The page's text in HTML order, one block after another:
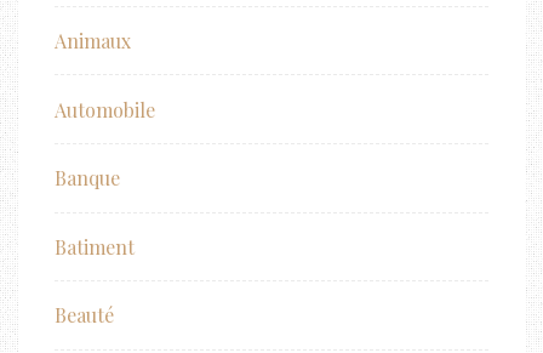
Animaux
Automobile
Banque
Batiment
Beauté